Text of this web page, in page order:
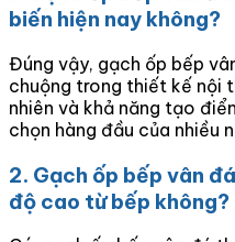
biến hiện nay không?
Đúng vậy, gạch ốp bếp
chuộng trong thiết kế nội
nhiên và khả năng tạo
chọn hàng đầu của nhiều
2. Gạch ốp bếp vân
độ cao từ bếp không?